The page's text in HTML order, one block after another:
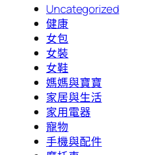
Uncategorized
健康
女包
女裝
女鞋
媽媽與寶寶
家居與生活
家用電器
寵物
手機與配件